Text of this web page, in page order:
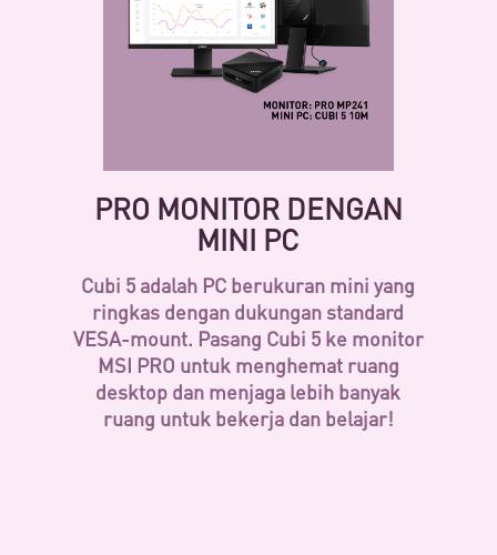
PRO MONITOR DENGAN
MINI PC
Cubi 5 adalah PC berukuran mini yang
ringkas dengan dukungan standard
VESA-mount. Pasang Cubi 5 ke monitor
MSI PRO untuk menghemat ruang
desktop dan menjaga lebih banyak
ruang untuk bekerja dan belajar!